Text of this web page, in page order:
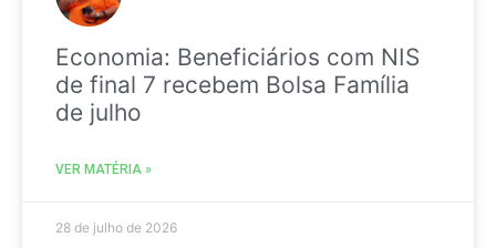
Economia: Beneficiários com NIS
de final 7 recebem Bolsa Família
de julho
VER MATÉRIA »
28 de julho de 2026